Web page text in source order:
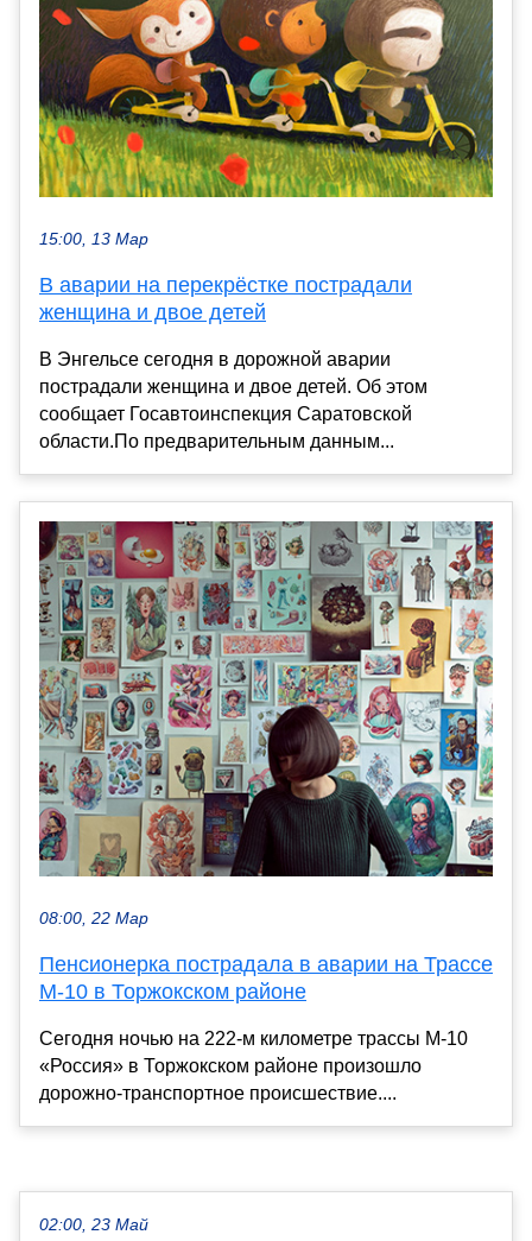
15:00, 13 Мар
В аварии на перекрёстке пострадали
женщина и двое детей
В Энгельсе сегодня в дорожной аварии
пострадали женщина и двое детей. Об этом
сообщает Госавтоинспекция Саратовской
области.По предварительным данным...
08:00, 22 Мар
Пенсионерка пострадала в аварии на Трассе
М-10 в Торжокском районе
Сегодня ночью на 222-м километре трассы М-10
«Россия» в Торжокском районе произошло
дорожно-транспортное происшествие....
02:00, 23 Май